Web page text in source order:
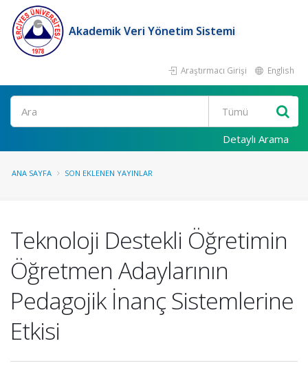
Akademik Veri Yönetim Sistemi
Araştırmacı Girişi English
Ara
Detaylı Arama
ANA SAYFA SON EKLENEN YAYINLAR
Teknoloji Destekli Öğretimin
Öğretmen Adaylarının
Pedagojik İnanç Sistemlerine
Etkisi